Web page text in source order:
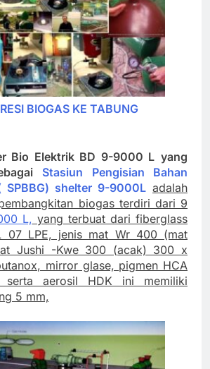
BIOGAS KE TABUNG
Bio Elektrik BD 9-9000 L yang
Stasiun Pengisian Bahan
SPBBG) shelter 9-9000L adalah
biogas terdiri dari 9
L, yang terbuat dari fiberglass
07 LPE, jenis mat Wr 400 (mat
Jushi -Kwe 300 (acak) 300 x
mirror glase, pigmen HCA
serta aerosil HDK ini memiliki
5 mm,